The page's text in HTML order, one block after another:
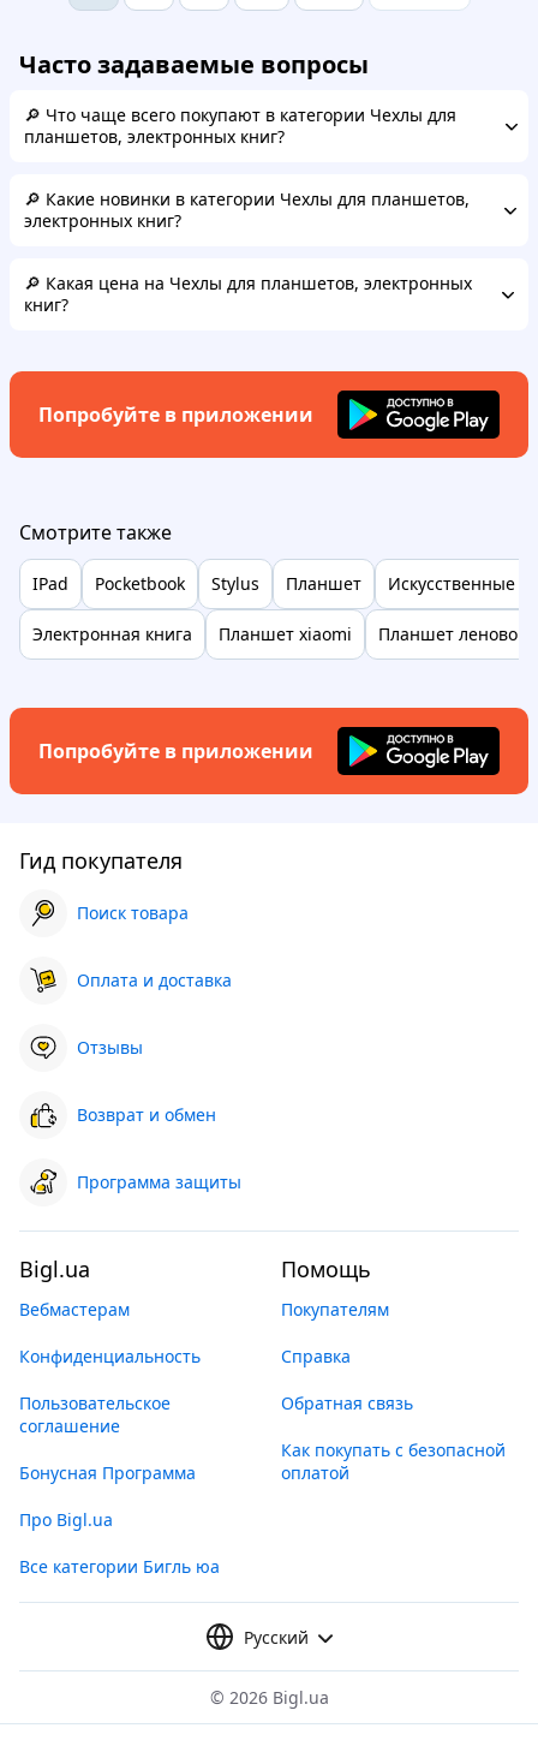
Часто задаваемые вопросы
🔎 Что чаще всего покупают в категории Чехлы для
планшетов, электронных книг?
🔎 Какие новинки в категории Чехлы для планшетов,
электронных книг?
🔎 Какая цена на Чехлы для планшетов, электронных
книг?
Попробуйте в приложении
Смотрите также
IPad Pocketbook Stylus Планшет Искусственные
Электронная книга Планшет xiaomi Планшет леново
Попробуйте в приложении
Гид покупателя
Поиск товара
Оплата и доставка
Отзывы
Возврат и обмен
Программа защиты
Bigl.ua
Вебмастерам
Конфиденциальность
Пользовательское
соглашение
Бонусная Программа
Про Bigl.ua
Все категории Бигль юа
Помощь
Покупателям
Справка
Обратная связь
Как покупать с безопасной
оплатой
Русский
© 2026 Bigl.ua